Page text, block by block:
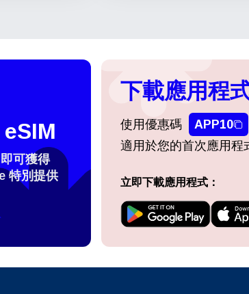
eSim?
start by checking if your device supports eSIM
contact your mobile carrier to request an eSIM
settings. Once activated, you can enjoy the
可獲得
特別提供
下載應用程
使用優惠碼
APP10
適用於您的首次應用程
立即下載應用程式：
登入或註冊
前往您的帳戶或在幾秒鐘內建立一個新帳戶。